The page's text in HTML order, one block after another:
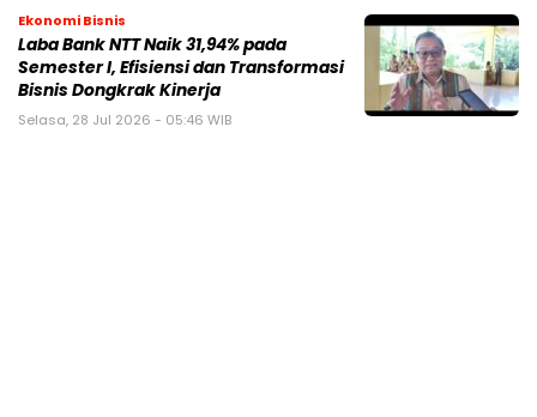
Ekonomi Bisnis
Laba Bank NTT Naik 31,94% pada
Semester I, Efisiensi dan Transformasi
Bisnis Dongkrak Kinerja
Selasa, 28 Jul 2026 - 05:46 WIB